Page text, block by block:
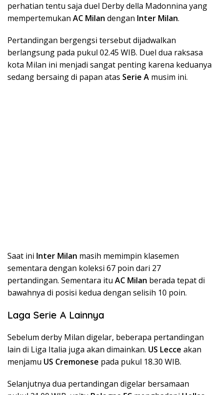
perhatian tentu saja duel Derby della Madonnina yang
mempertemukan AC Milan dengan Inter Milan.
Pertandingan bergengsi tersebut dijadwalkan
berlangsung pada pukul 02.45 WIB. Duel dua raksasa
kota Milan ini menjadi sangat penting karena keduanya
sedang bersaing di papan atas Serie A musim ini.
Saat ini Inter Milan masih memimpin klasemen
sementara dengan koleksi 67 poin dari 27
pertandingan. Sementara itu AC Milan berada tepat di
bawahnya di posisi kedua dengan selisih 10 poin.
Laga Serie A Lainnya
Sebelum derby Milan digelar, beberapa pertandingan
lain di Liga Italia juga akan dimainkan. US Lecce akan
menjamu US Cremonese pada pukul 18.30 WIB.
Selanjutnya dua pertandingan digelar bersamaan